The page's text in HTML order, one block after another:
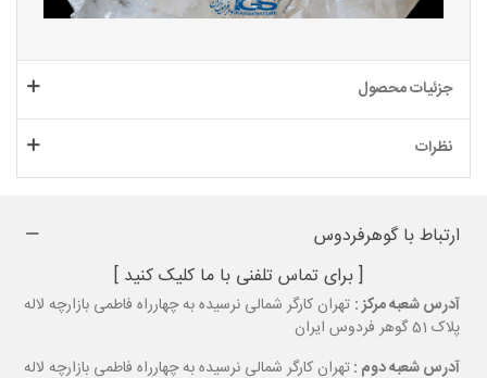
جزئیات محصول
نظرات
ارتباط با گوهرفردوس
[ برای تماس تلفنی با ما کلیک کنید ]
آدرس شعبه مرکز : تهران کارگر شمالی نرسیده به چهارراه فاطمی بازارچه لاله
پلاک 51 گوهر فردوس ایران
آدرس شعبه دوم :تهران کارگر شمالی نرسیده به چهارراه فاطمی بازارچه لاله